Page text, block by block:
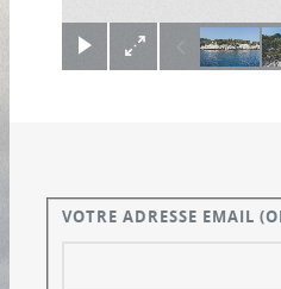
VOTRE ADRESSE EMAIL